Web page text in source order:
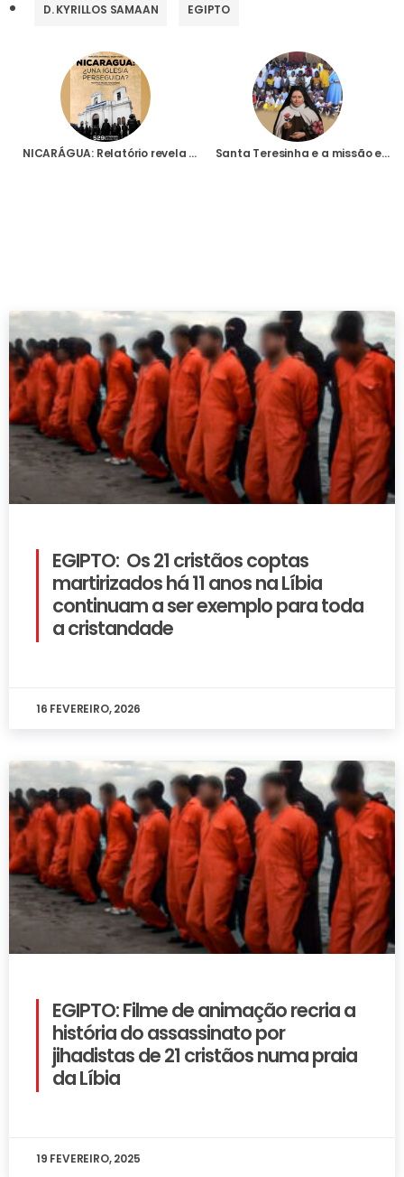
D. KYRILLOS SAMAAN EGIPTO
NICARÁGUA: Relatório revela nível brutal de agressão à Igreja com mais de 520 ataques nos últimos cinco anos Santa Teresinha e a missão em Msamba, na Tanzânia
EGIPTO: Os 21 cristãos coptas
martirizados há 11 anos na Líbia
continuam a ser exemplo para toda
a cristandade
16 FEVEREIRO, 2026
EGIPTO: Filme de animação recria a
história do assassinato por
jihadistas de 21 cristãos numa praia
da Líbia
19 FEVEREIRO, 2025